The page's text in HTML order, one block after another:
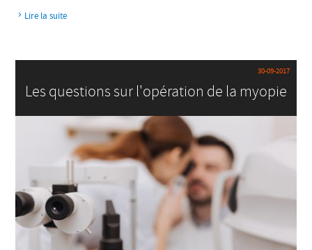
Lire la suite
Les questions sur l'opération de la myopie
30-09-2017